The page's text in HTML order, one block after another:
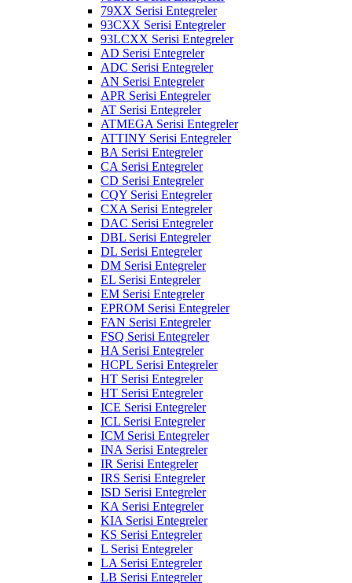
79XX Serisi Entegreler
93CXX Serisi Entegreler
93LCXX Serisi Entegreler
AD Serisi Entegreler
ADC Serisi Entegreler
AN Serisi Entegreler
APR Serisi Entegreler
AT Serisi Entegreler
ATMEGA Serisi Entegreler
ATTINY Serisi Entegreler
BA Serisi Entegreler
CA Serisi Entegreler
CD Serisi Entegreler
CQY Serisi Entegreler
CXA Serisi Entegreler
DAC Serisi Entegreler
DBL Serisi Entegreler
DL Serisi Entegreler
DM Serisi Entegreler
EL Serisi Entegreler
EM Serisi Entegreler
EPROM Serisi Entegreler
FAN Serisi Entegreler
FSQ Serisi Entegreler
HA Serisi Entegreler
HCPL Serisi Entegreler
HT Serisi Entegreler
HT Serisi Entegreler
ICE Serisi Entegreler
ICL Serisi Entegreler
ICM Serisi Entegreler
INA Serisi Entegreler
IR Serisi Entegreler
IRS Serisi Entegreler
ISD Serisi Entegreler
KA Serisi Entegreler
KIA Serisi Entegreler
KS Serisi Entegreler
L Serisi Entegreler
LA Serisi Entegreler
LB Serisi Entegreler